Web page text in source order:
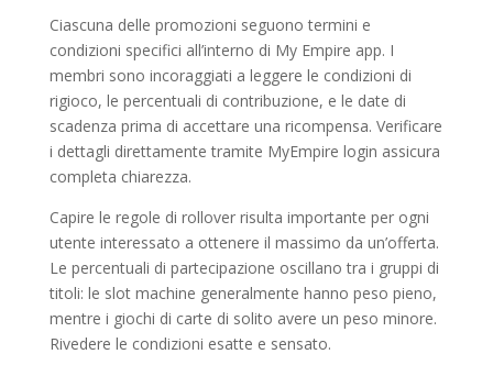
Ciascuna delle promozioni seguono termini e
condizioni specifici all’interno di My Empire app. I
membri sono incoraggiati a leggere le condizioni di
rigioco, le percentuali di contribuzione, e le date di
scadenza prima di accettare una ricompensa. Verificare
i dettagli direttamente tramite MyEmpire login assicura
completa chiarezza.
Capire le regole di rollover risulta importante per ogni
utente interessato a ottenere il massimo da un’offerta.
Le percentuali di partecipazione oscillano tra i gruppi di
titoli: le slot machine generalmente hanno peso pieno,
mentre i giochi di carte di solito avere un peso minore.
Rivedere le condizioni esatte e sensato.